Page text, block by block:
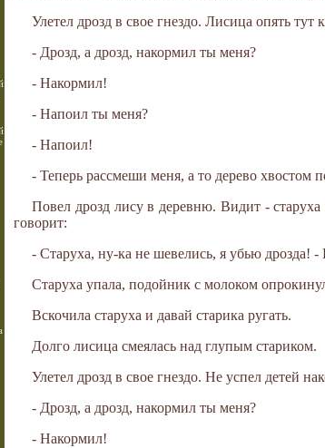
Улетел дрозд в свое гнездо. Лисица опять тут
- Дрозд, а дрозд, накормил ты меня?
- Накормил!
- Напоил ты меня?
- Напоил!
- Теперь рассмеши меня, а то дерево хвостом
Повел дрозд лису в деревню. Видит - старуха
говорит:
- Старуха, ну-ка не шевелись, я убью дрозда! -
Старуха упала, подойник с молоком
Вскочила старуха и давай старика ругать.
Долго лисица смеялась над глупым стариком.
Улетел дрозд в свое гнездо. Не успел детей
- Дрозд, а дрозд, накормил ты меня?
- Накормил!